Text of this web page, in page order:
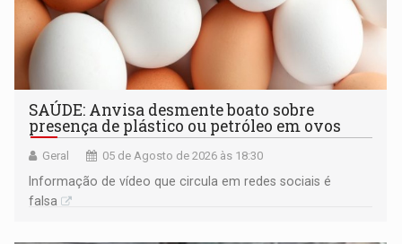
SAÚDE: Anvisa desmente boato sobre
presença de plástico ou petróleo em ovos
Geral 05 de Agosto de 2026 às 18:30
Informação de vídeo que circula em redes sociais é
falsa